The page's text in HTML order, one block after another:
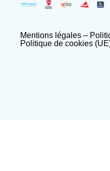
Mentions légales –
Politique de cookies